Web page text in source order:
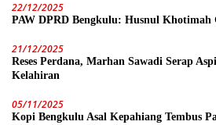
22/12/2025
PAW DPRD Bengkulu: Husnul Khotimah
21/12/2025
Reses Perdana, Marhan Sawadi Serap
Kelahiran
05/11/2025
Kopi Bengkulu Asal Kepahiang Tembus